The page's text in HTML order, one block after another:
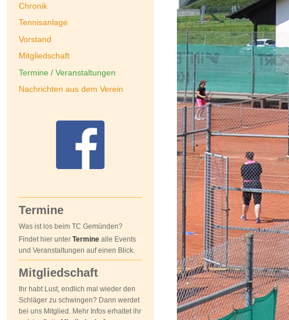
Chronik
Tennisanlage
Vorstand
Mitgliedschaft
Termine / Veranstaltungen
Nachrichten aus dem Verein
Termine
Was ist los beim TC Gemünden?
Findet hier unter Termine alle Events
und Veranstaltungen auf einen Blick.
Mitgliedschaft
Ihr habt Lust, endlich mal wieder den
Schläger zu schwingen? Dann werdet
bei uns Mitglied. Mehr Infos erhaltet ihr